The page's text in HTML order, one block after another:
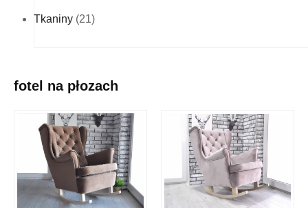
Tkaniny (21)
fotel na płozach